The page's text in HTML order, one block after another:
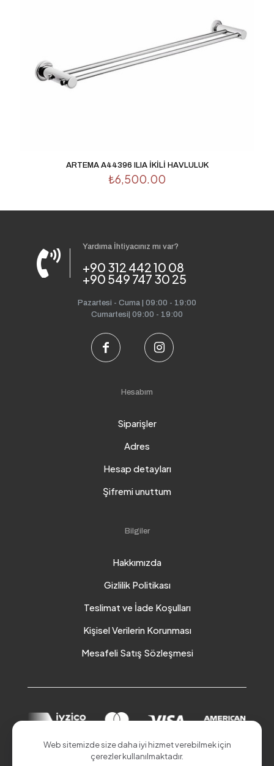
ARTEMA A44396 ILIA İKİLİ HAVLULUK
₺6,500.00
Yardıma İhtiyacınız mı var?
+90 312 442 10 08
+90 549 747 30 25
Pazartesi - Cuma | 09:00 - 19:00
Cumartesi| 09:00 - 19:00
Hesabım
Siparişler
Adres
Hesap detayları
Şifremi unuttum
Bilgiler
Hakkımızda
Gizlilik Politikası
Teslimat ve İade Koşulları
Kişisel Verilerin Korunması
Mesafeli Satış Sözleşmesi
© 2026 Akduman Online | Tüm Hakları Saklıdır.
Web sitemizde size daha iyi hizmet verebilmek için
çerezler kullanılmaktadır.